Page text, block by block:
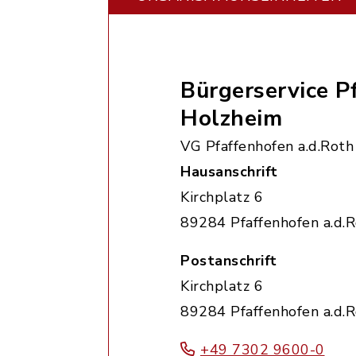
Bürgerservice
Holzheim
VG Pfaffenhofen a.d.Roth
Hausanschrift
Kirchplatz 6
89284 Pfaffenhofen
Postanschrift
Kirchplatz 6
89284 Pfaffenhofen
+49 7302 9600-0